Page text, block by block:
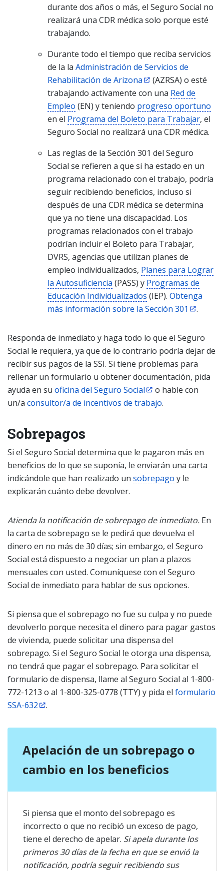
durante dos años o más, el Seguro Social no
realizará una CDR médica solo porque esté
trabajando.
Durante todo el tiempo que reciba servicios
de la la Administración de Servicios de
Rehabilitación de Arizona
(AZRSA) o esté
trabajando activamente con una Red de
Empleo (EN) y teniendo progreso oportuno
en el Programa del Boleto para Trabajar, el
Seguro Social no realizará una CDR médica.
Las reglas de la Sección 301 del Seguro
Social se refieren a que si ha estado en un
programa relacionado con el trabajo, podría
seguir recibiendo beneficios, incluso si
después de una CDR médica se determina
que ya no tiene una discapacidad. Los
programas relacionados con el trabajo
podrían incluir el Boleto para Trabajar,
DVRS, agencias que utilizan planes de
empleo individualizados, Planes para Lograr
la Autosuficiencia (PASS) y Programas de
Educación Individualizados (IEP). Obtenga
más información sobre la Sección 301
.
Responda de inmediato y haga todo lo que el Seguro
Social le requiera, ya que de lo contrario podría dejar de
recibir sus pagos de la SSI. Si tiene problemas para
rellenar un formulario u obtener documentación, pida
ayuda en su oficina del Seguro Social
o hable con
un/a consultor/a de incentivos de trabajo.
Sobrepagos
Si el Seguro Social determina que le pagaron más en
beneficios de lo que se suponía, le enviarán una carta
indicándole que han realizado un sobrepago y le
explicarán cuánto debe devolver.
Atienda la notificación de sobrepago de inmediato. En
la carta de sobrepago se le pedirá que devuelva el
dinero en no más de 30 días; sin embargo, el Seguro
Social está dispuesto a negociar un plan a plazos
mensuales con usted. Comuníquese con el Seguro
Social de inmediato para hablar de sus opciones.
Si piensa que el sobrepago no fue su culpa y no puede
devolverlo porque necesita el dinero para pagar gastos
de vivienda, puede solicitar una dispensa del
sobrepago. Si el Seguro Social le otorga una dispensa,
no tendrá que pagar el sobrepago. Para solicitar el
formulario de dispensa, llame al Seguro Social al 1-800-
772-1213 o al 1-800-325-0778 (TTY) y pida el formulario
SSA-632
.
Apelación de un sobrepago o
cambio en los beneficios
Si piensa que el monto del sobrepago es
incorrecto o que no recibió un exceso de pago,
tiene el derecho de apelar. Si apela durante los
primeros 30 días de la fecha en que se envió la
notificación, podría seguir recibiendo sus